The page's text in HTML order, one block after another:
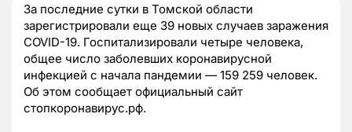
За последние сутки в Томской области
зарегистрировали еще 39 новых случаев заражения
COVID-19. Госпитализировали четыре человека,
общее число заболевших коронавирусной
инфекцией с начала пандемии — 159 259 человек.
Об этом сообщает официальный сайт
стопкоронавирус.рф.